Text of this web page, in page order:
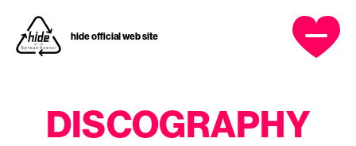
hide official web site
DISCOGRAPHY